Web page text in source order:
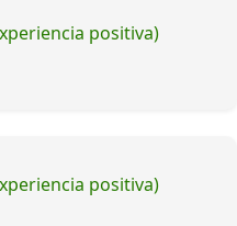
positiva)
positiva)